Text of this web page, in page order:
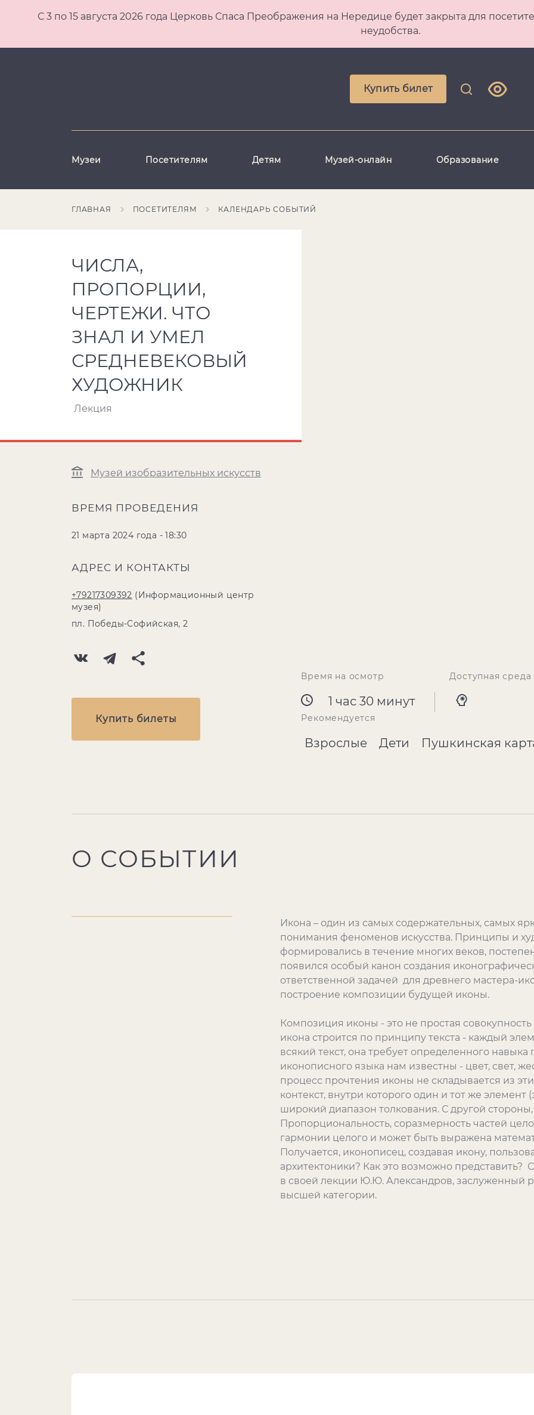
С 3 по 15 августа 2026 года Церковь Спаса Преображения на Нередице будет закрыта для
неудобства.
Купить билет
Музеи Посетителям Детям Музей-онлайн Образование
ГЛАВНАЯ ПОСЕТИТЕЛЯМ КАЛЕНДАРЬ СОБЫТИЙ
ЧИСЛА,
ПРОПОРЦИИ,
ЧЕРТЕЖИ. ЧТО
ЗНАЛ И УМЕЛ
СРЕДНЕВЕКОВЫЙ
ХУДОЖНИК
Лекция
Музей изобразительных искусств
ВРЕМЯ ПРОВЕДЕНИЯ
21 марта 2024 года - 18:30
АДРЕС И КОНТАКТЫ
+79217309392 (Информационный центр
музея)
пл. Победы-Софийская, 2
Купить билеты
Время на осмотр
1 час 30 минут
Доступная среда
Рекомендуется
Взрослые Дети Пушкинская
О СОБЫТИИ
Икона – один из самых содержательных, самых
понимания феноменов искусства. Принципы и
формировались в течение многих веков,
появился особый канон создания
ответственной задачей для древнего мастера-
построение композиции будущей иконы.
Композиция иконы - это не простая
икона строится по принципу текста - каждый
всякий текст, она требует определенного
иконописного языка нам известны - цвет, свет,
процесс прочтения иконы не складывается из
контекст, внутри которого один и тот же
широкий диапазон толкования. С другой
Пропорциональность, соразмерность частей
гармонии целого и может быть выражена
Получается, иконописец, создавая икону,
архитектоники? Как это возможно представить?
в своей лекции Ю.Ю. Александров, заслуженный
высшей категории.